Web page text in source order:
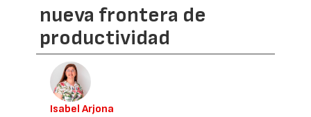
nueva frontera de
productividad
Isabel Arjona